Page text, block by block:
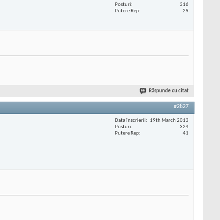
Posturi
316
Putere Rep
29
Răspunde cu citat
#2827
Data înscrierii
19th March 2013
Posturi
324
Putere Rep
41